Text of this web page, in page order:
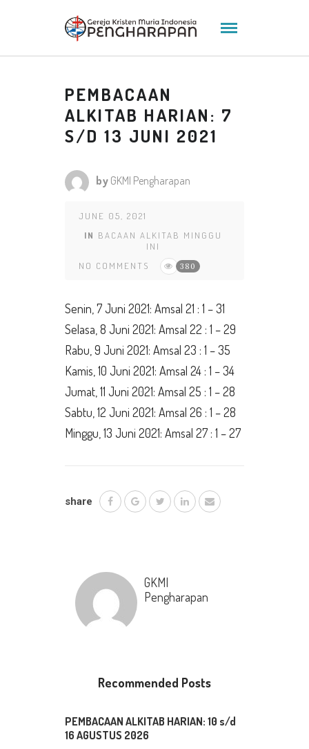
PEMBACAAN
ALKITAB HARIAN: 7
S/D 13 JUNI 2021
by GKMI Pengharapan
JUNE 05, 2021
IN BACAAN ALKITAB MINGGU
INI
NO COMMENTS
380
Senin, 7 Juni 2021: Amsal 21 : 1 – 31
Selasa, 8 Juni 2021: Amsal 22 : 1 – 29
Rabu, 9 Juni 2021: Amsal 23 : 1 – 35
Kamis, 10 Juni 2021: Amsal 24 : 1 – 34
Jumat, 11 Juni 2021: Amsal 25 : 1 – 28
Sabtu, 12 Juni 2021: Amsal 26 : 1 – 28
Minggu, 13 Juni 2021: Amsal 27 : 1 – 27
share
GKMI
Pengharapan
Recommended Posts
PEMBACAAN ALKITAB HARIAN: 10 s/d
16 AGUSTUS 2026